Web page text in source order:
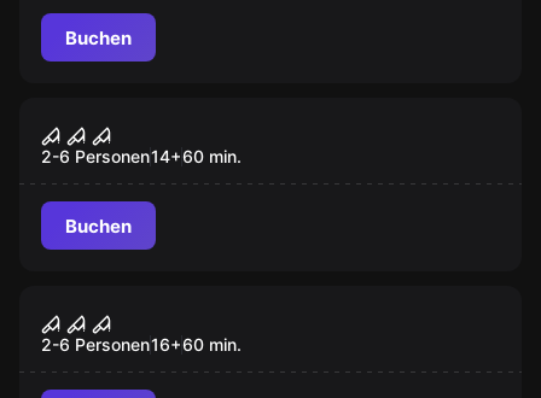
Buchen
Anubis Fluch
2-6 Personen14+60 min.
Buchen
Delirium
2-6 Personen16+60 min.